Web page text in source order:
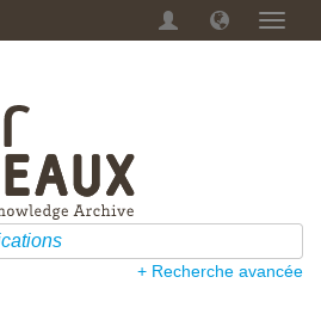
Menu
+ Recherche avancée